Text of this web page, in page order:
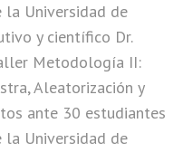
Universidad de
y científico Dr.
Metodología II:
Aleatorización y
ante 30 estudiantes
Universidad de